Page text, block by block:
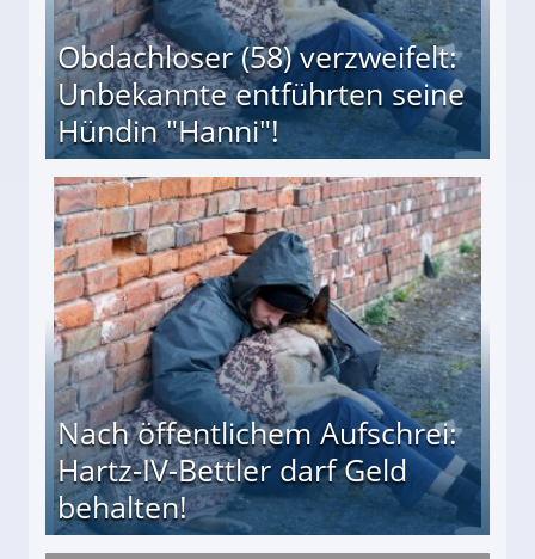
Obdachloser (58) verzweifelt:
Unbekannte entführten seine
Hündin "Hanni"!
entführten seine Hündin "Hanni"!
Nach öffentlichem Aufschrei:
Hartz-IV-Bettler darf Geld
behalten!